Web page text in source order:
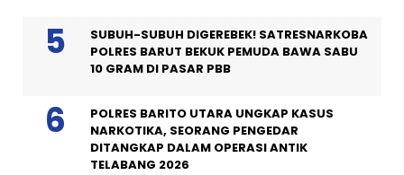
SUBUH-SUBUH DIGEREBEK! SATRESNARKOBA
POLRES BARUT BEKUK PEMUDA BAWA SABU
10 GRAM DI PASAR PBB
POLRES BARITO UTARA UNGKAP KASUS
NARKOTIKA, SEORANG PENGEDAR
DITANGKAP DALAM OPERASI ANTIK
TELABANG 2026